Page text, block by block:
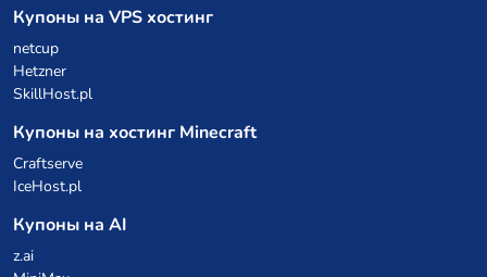
Купоны на VPS хостинг
netcup
Hetzner
SkillHost.pl
Купоны на хостинг Minecraft
Craftserve
IceHost.pl
Купоны на AI
z.ai